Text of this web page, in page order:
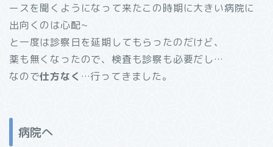
ースを聞くようになって来たこの時期に大きい病院に
出向くのは心配~
と一度は診察日を延期してもらったのだけど、
薬も無くなったので、検査も診察も必要だし…
なので仕方なく …行ってきました。
病院へ